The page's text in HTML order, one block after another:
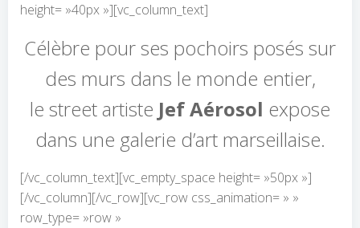
height= »40px »][vc_column_text]
Célèbre pour ses pochoirs posés sur
des murs dans le monde entier,
le street artiste Jef Aérosol expose
dans une galerie d’art marseillaise.
[/vc_column_text][vc_empty_space height= »50px »]
[/vc_column][/vc_row][vc_row css_animation= » »
row_type= »row »